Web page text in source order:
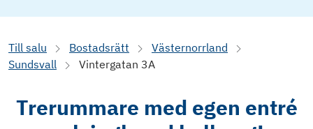
Till salu Bostadsrätt
Västernorrland
Sundsvall
Vintergatan 3A
Trerummare med egen entré